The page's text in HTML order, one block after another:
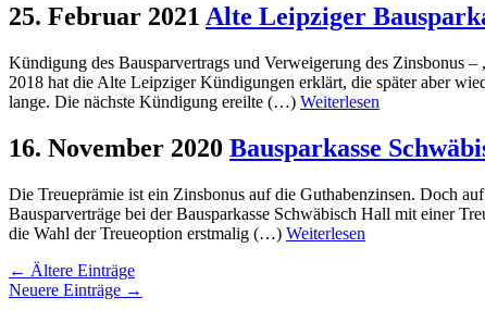
25. Februar 2021 Alte Leipziger
Kündigung des Bausparvertrags und Verweigerung des Zinsbonus
2018 hat die Alte Leipziger Kündigungen erklärt, die später aber
lange. Die nächste Kündigung ereilte (…) Weiterlesen
16. November 2020 Bausparkasse
Die Treueprämie ist ein Zinsbonus auf die Guthabenzinsen. Doch
Bausparverträge bei der Bausparkasse Schwäbisch Hall mit einer
die Wahl der Treueoption erstmalig (…) Weiterlesen
← Ältere Einträge
Neuere Einträge →